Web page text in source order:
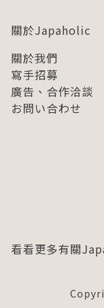
關於Japaholic
關於我們
寫手招募
廣告、合作洽談
お問い合わせ
看看更多有關